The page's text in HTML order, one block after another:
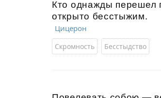
Кто однажды перешел
открыто бесстыжим.
Цицерон
Скромность Бесстыдство